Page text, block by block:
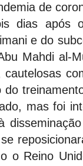
de
dias após
e do
Mahdi al-
do
mas foi
o Reino